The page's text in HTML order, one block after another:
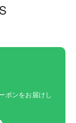
ポンをお届けし